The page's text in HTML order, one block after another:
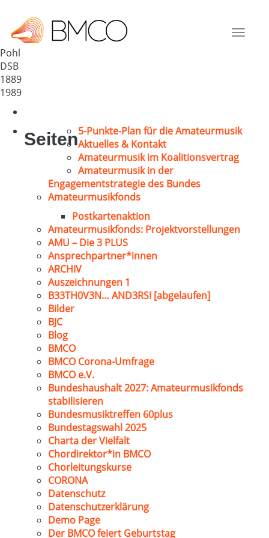
Toggle
Deutschland
56357
Pohl
DSB
1889
1989
Seiten5-Punkte-Plan für die Amateurmusik
Aktuelles & Kontakt
Amateurmusik im Koalitionsvertrag
Amateurmusik in der
Engagementstrategie des Bundes
Amateurmusikfonds
Postkartenaktion
Amateurmusikfonds: Projektvorstellungen
AMU – Die 3 PLUS
Ansprechpartner*innen
ARCHIV
Auszeichnungen 1
B33TH0V3N… AND3RS! [abgelaufen]
Bilder
BJC
Blog
BMCO
BMCO Corona-Umfrage
BMCO e.V.
Bundeshaushalt 2027: Amateurmusikfonds
stabilisieren
Bundesmusiktreffen 60plus
Bundestagswahl 2025
Charta der Vielfalt
Chordirektor*in BMCO
Chorleitungskurse
CORONA
Datenschutz
Datenschutzerklärung
Demo Page
Der BMCO feiert Geburtstag